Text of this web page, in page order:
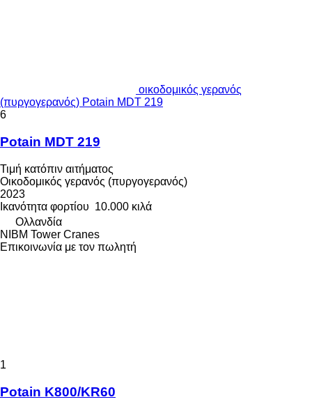
οικοδομικός γερανός
(πυργογερανός) Potain MDT 219
6
Potain MDT 219
Τιμή κατόπιν αιτήματος
Οικοδομικός γερανός (πυργογερανός)
2023
Ικανότητα φορτίου 10.000 κιλά
Ολλανδία
NIBM Tower Cranes
Επικοινωνία με τον πωλητή
1
Potain K800/KR60